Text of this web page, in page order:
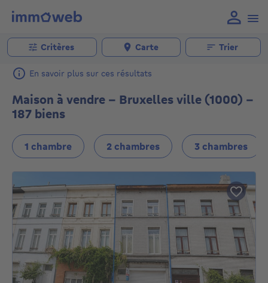
Critères Carte Trier
En savoir plus sur ces résultats
Maison à vendre - Bruxelles ville (1000) -
187 biens
1 chambre 2 chambres 3 chambres